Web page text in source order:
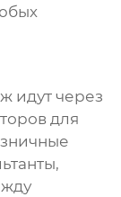
идут через
для